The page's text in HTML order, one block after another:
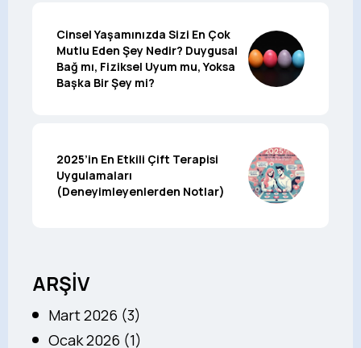
Cinsel Yaşamınızda Sizi En Çok
Mutlu Eden Şey Nedir? Duygusal
Bağ mı, Fiziksel Uyum mu, Yoksa
Başka Bir Şey mi?
2025’in En Etkili Çift Terapisi
Uygulamaları
(Deneyimleyenlerden Notlar)
ARŞİV
Mart 2026 (3)
Ocak 2026 (1)